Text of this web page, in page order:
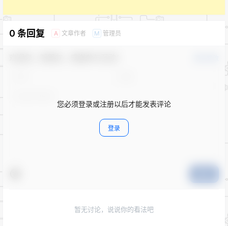
0 条回复 A 文章作者 M 管理员
您必须登录或注册以后才能发表评论
登录
暂无讨论，说说你的看法吧